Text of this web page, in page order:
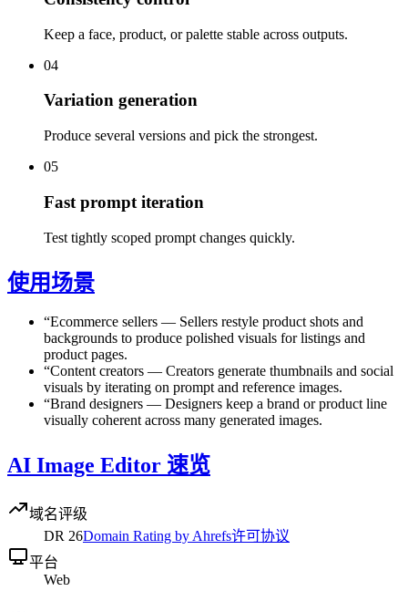
Keep a face, product, or palette stable across outputs.
04
Variation generation
Produce several versions and pick the strongest.
05
Fast prompt iteration
Test tightly scoped prompt changes quickly.
使用场景
“Ecommerce sellers — Sellers restyle product shots and
backgrounds to produce polished visuals for listings and
product pages.
“Content creators — Creators generate thumbnails and social
visuals by iterating on prompt and reference images.
“Brand designers — Designers keep a brand or product line
visually coherent across many generated images.
AI Image Editor 速览
域名评级
DR 26Domain Rating by Ahrefs许可协议
平台
Web